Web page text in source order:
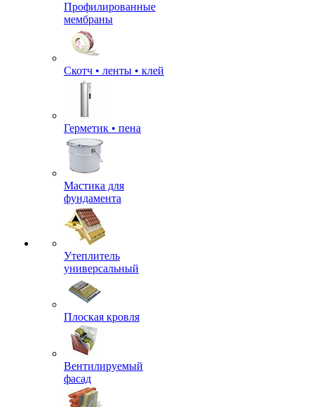
Профилированные
мембраны
Скотч • ленты • клей
Герметик • пена
Мастика для
фундамента
Утеплитель
универсальный
Плоская кровля
Вентилируемый
фасад